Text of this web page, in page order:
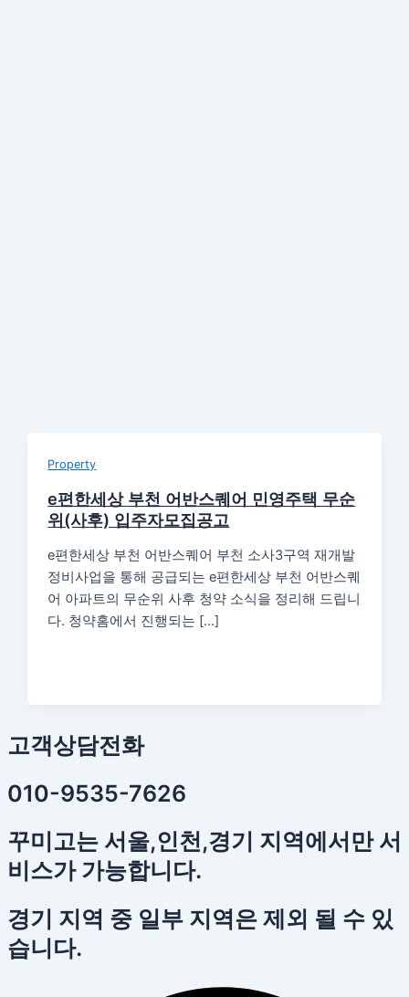
Property
e편한세상 부천 어반스퀘어 민영주택 무순
위(사후) 입주자모집공고
e편한세상 부천 어반스퀘어 부천 소사3구역 재개발
정비사업을 통해 공급되는 e편한세상 부천 어반스퀘
어 아파트의 무순위 사후 청약 소식을 정리해 드립니
다. 청약홈에서 진행되는 […]
고객상담전화
010-9535-7626
꾸미고는 서울,인천,경기 지역에서만 서
비스가 가능합니다.
경기 지역 중 일부 지역은 제외 될 수 있
습니다.